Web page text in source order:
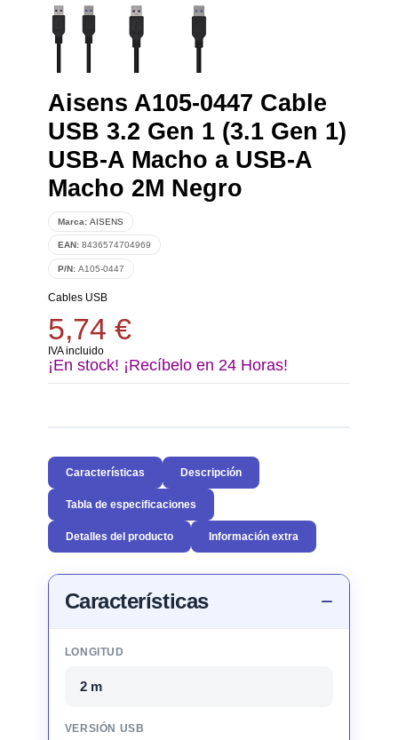
Aisens A105-0447 Cable
USB 3.2 Gen 1 (3.1 Gen 1)
USB-A Macho a USB-A
Macho 2M Negro
Marca: AISENS
EAN: 8436574704969
P/N: A105-0447
Cables USB
5,74 €
IVA incluido
¡En stock! ¡Recíbelo en 24 Horas!
Características Descripción
Tabla de especificaciones
Detalles del producto Información extra
Características
LONGITUD
2 m
VERSIÓN USB